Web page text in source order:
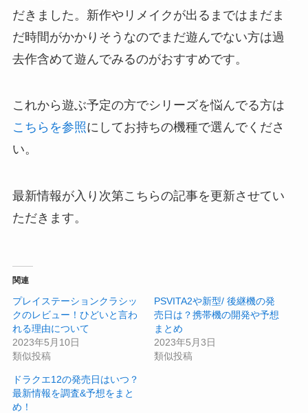
だきました。新作やリメイクが出るまではまだま
だ時間がかかりそうなのでまだ遊んでない方は過
去作含めて遊んでみるのがおすすめです。
これから遊ぶ予定の方でシリーズを悩んでる方は
こちらを参照にしてお持ちの機種で選んでくださ
い。
最新情報が入り次第こちらの記事を更新させてい
ただきます。
関連
プレイステーションクラシッ
クのレビュー！ひどいと言わ
れる理由について
2023年5月10日
類似投稿
PSVITA2や新型/ 後継機の発
売日は？携帯機の開発や予想
まとめ
2023年5月3日
類似投稿
ドラクエ12の発売日はいつ？
最新情報を調査&予想をまと
め！